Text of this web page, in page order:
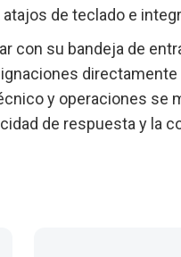
de teclado e
con su bandeja de
directamente
y operaciones se
de respuesta y la